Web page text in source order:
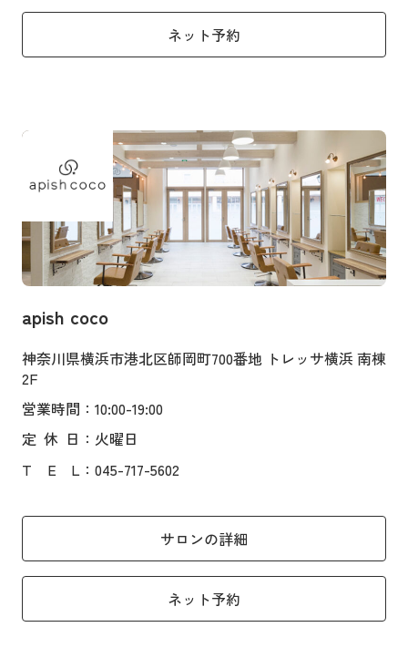
ネット予約
apish coco
神奈川県横浜市港北区師岡町700番地 トレッサ横浜 南棟
2F
営業時間 ：10:00-19:00
定 休 日 ：火曜日
T
E L ：045-717-5602
サロンの詳細
ネット予約